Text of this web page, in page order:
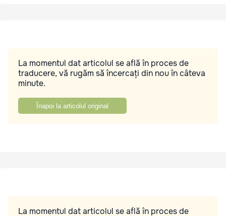
La momentul dat articolul se află în proces de
traducere, vă rugăm să încercați din nou în câteva
minute.
Înapoi la articolul original
La momentul dat articolul se află în proces de